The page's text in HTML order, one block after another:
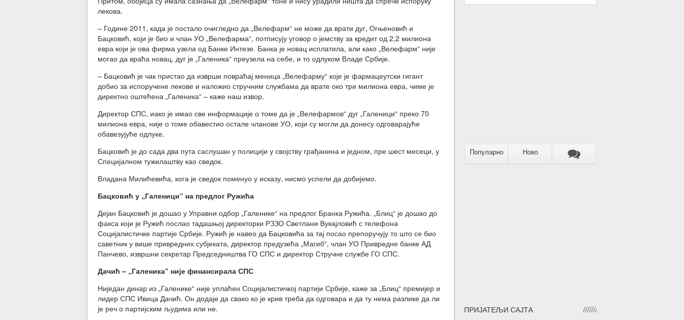
лекова.
– Године 2011, када је постало очигледно да „Велефарм“ не може да врати дуг, Огњеновић и
Бацковић, који је био и члан УО „Велефарма“, потписују уговор о јемству за кредит од 2,2 милиона
евра који је ова фирма узела од Банке Интезе. Банка је новац исплатила, али како „Велефарм“ није
могао да враћа новац, дуг је „Галеника“ преузела на себе, и то одлуком Владе Србије.
– Бацковић је чак пристао да изврши повраћај меница „Велефарму“ које је фармацеутски гигант
добио за испоручене лекове и наложио стручним службама да врате око три милиона евра, чиме је
директно оштећена „Галеника“ – каже наш извор.
Директор СПС, иако је имао све информације о томе да је „Велефармов“ дуг „Галеници“ преко 70
милиона евра, није о томе обавестио остале чланове УО, који су могли да донесу одговарајуће
обавезујуће одлуке.
Бацковић је до сада два пута саслушан у полицији у својству грађанина и једном, пре шест месеци, у
Специјалном тужилаштву као сведок.
Владана Милићевића, кога је сведок поменуо у исказу, нисмо успели да добијемо.
Бацковић у „Галеници“ на предлог Ружића
Дејан Бацковић је дошао у Управни одбор „Галенике“ на предлог Бранка Ружића. „Блиц“ је дошао до
факса који је Ружић послао тадашњој директорки РЗЗО Светлани Вукајловић с телефона
Социјалистичке партије Србије. Ружић је навео да Бацковића за тај посао препоручују то што се био
саветник у више привредних субјеката, директор предузећа „Магиб“, члан УО Привредне банке АД
Панчево, извршни секретар Председништва ГО СПС и директор Стручне службе ГО СПС.
Дачић – „Галеника“ није финансирала СПС
Ниједан динар из „Галенике“ није уплаћен Социјалистичкој партији Србије, каже за „Блиц“ премијер и
лидер СПС Ивица Дачић. Он додаје да свако ко је крив треба да одговара и да ту нема разлике да ли
је реч о партијским људима или не.
Популарно Ново
ПРИЈАТЕЉИ САЈТА